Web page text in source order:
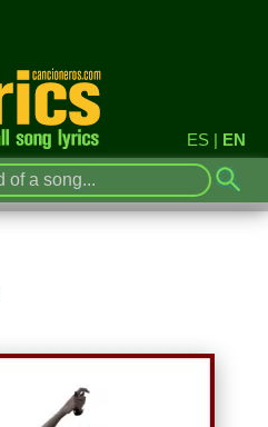
ES | EN